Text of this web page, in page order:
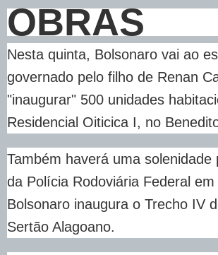
OBRAS
Nesta quinta, Bolsonaro vai ao
governado pelo filho de Renan
"inaugurar" 500 unidades
Residencial Oiticica I, no
Também haverá uma solenidade
da Polícia Rodoviária Federal em
Bolsonaro inaugura o Trecho IV
Sertão Alagoano.